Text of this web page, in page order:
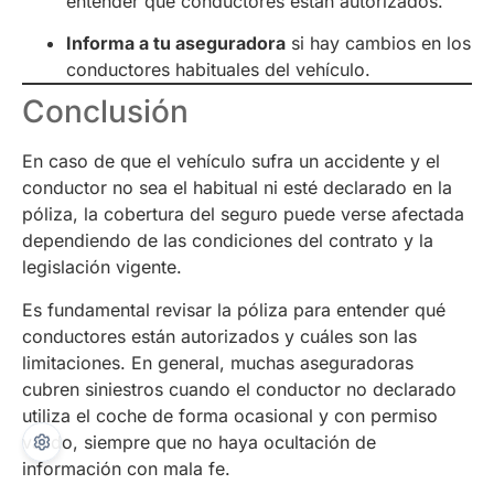
Informa a tu aseguradora si hay cambios en los
conductores habituales del vehículo.
Conclusión
En caso de que el vehículo sufra un accidente y el
conductor no sea el habitual ni esté declarado en la
póliza, la cobertura del seguro puede verse afectada
dependiendo de las condiciones del contrato y la
legislación vigente.
Es fundamental revisar la póliza para entender qué
conductores están autorizados y cuáles son las
limitaciones. En general, muchas aseguradoras
cubren siniestros cuando el conductor no declarado
utiliza el coche de forma ocasional y con permiso
válido, siempre que no haya ocultación de
información con mala fe.